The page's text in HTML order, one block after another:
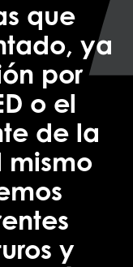
que
ya
por
o el
de la
mismo
y